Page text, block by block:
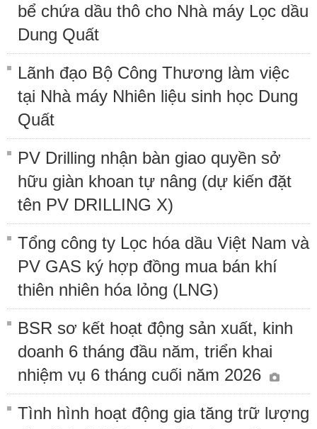
bể chứa dầu thô cho Nhà máy Lọc dầu
Dung Quất
Lãnh đạo Bộ Công Thương làm việc
tại Nhà máy Nhiên liệu sinh học Dung
Quất
PV Drilling nhận bàn giao quyền sở
hữu giàn khoan tự nâng (dự kiến đặt
tên PV DRILLING X)
Tổng công ty Lọc hóa dầu Việt Nam và
PV GAS ký hợp đồng mua bán khí
thiên nhiên hóa lỏng (LNG)
BSR sơ kết hoạt động sản xuất, kinh
doanh 6 tháng đầu năm, triển khai
nhiệm vụ 6 tháng cuối năm 2026
Tình hình hoạt động gia tăng trữ lượng